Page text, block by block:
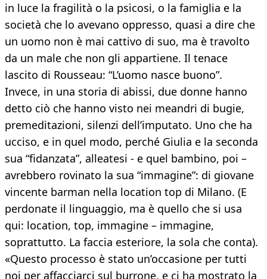
in luce la fragilità o la psicosi, o la famiglia e la
società che lo avevano oppresso, quasi a dire che
un uomo non è mai cattivo di suo, ma è travolto
da un male che non gli appartiene. Il tenace
lascito di Rousseau: “L’uomo nasce buono”.
Invece, in una storia di abissi, due donne hanno
detto ciò che hanno visto nei meandri di bugie,
premeditazioni, silenzi dell’imputato. Uno che ha
ucciso, e in quel modo, perché Giulia e la seconda
sua “fidanzata”, alleatesi - e quel bambino, poi –
avrebbero rovinato la sua “immagine”: di giovane
vincente barman nella location top di Milano. (E
perdonate il linguaggio, ma è quello che si usa
qui: location, top, immagine – immagine,
soprattutto. La faccia esteriore, la sola che conta).
«Questo processo è stato un’occasione per tutti
noi per affacciarci sul burrone, e ci ha mostrato la